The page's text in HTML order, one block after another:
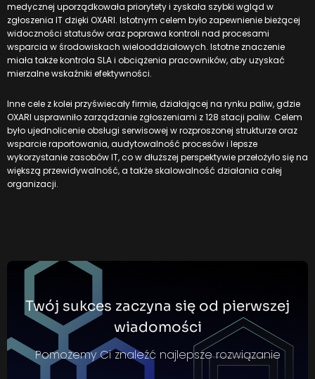
medycznej uporządkowała priorytety i zyskała szybki wgląd w
zgłoszenia IT dzięki OXARI. Istotnym celem było zapewnienie bieżącej
widoczności statusów oraz poprawa kontroli nad procesami
wsparcia w środowiskach wielooddziałowych. Istotne znaczenie
miała także kontrola SLA i obciążenia pracowników, aby uzyskać
mierzalne wskaźniki efektywności.
Inne cele z kolei przyświecały firmie, działającej na rynku paliw, gdzie
OXARI usprawniło zarządzanie zgłoszeniami z 128 stacji paliw. Celem
było ujednolicenie obsługi serwisowej w rozproszonej strukturze oraz
wsparcie raportowania, audytowalność procesów i lepsze
wykorzystanie zasobów IT, co w dłuższej perspektywie przełożyło się na
większą przewidywalność, a także skalowalność działania całej
organizacji.
Twój sukces zaczyna się od pierwszej
wiadomości
Pomożemy Ci znaleźć najlepsze rozwiązanie